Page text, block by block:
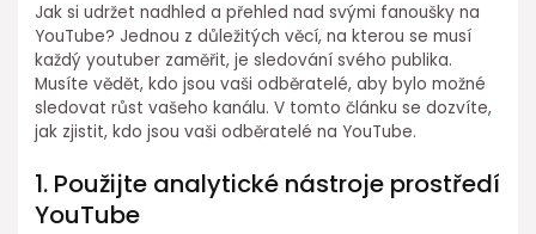
Jak si udržet nadhled a přehled nad svými fanoušky na
YouTube? Jednou z důležitých věcí, na kterou se musí
každý youtuber zaměřit, je sledování svého publika.
Musíte vědět, kdo jsou vaši odběratelé, aby bylo možné
sledovat růst vašeho kanálu. V tomto článku se dozvíte,
jak zjistit, kdo jsou vaši odběratelé na YouTube.
1. Použijte analytické nástroje prostředí
YouTube